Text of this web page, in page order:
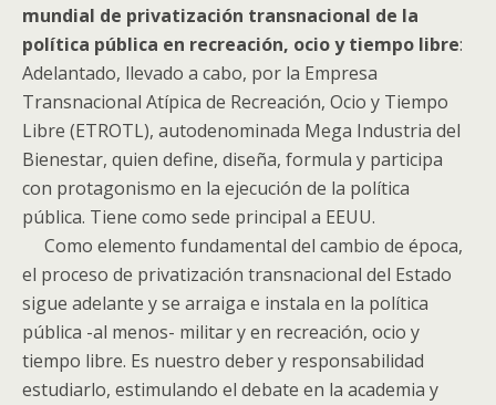
mundial de privatización transnacional de la
política pública en recreación, ocio y tiempo libre:
Adelantado, llevado a cabo, por la Empresa
Transnacional Atípica de Recreación, Ocio y Tiempo
Libre (ETROTL), autodenominada Mega Industria del
Bienestar, quien define, diseña, formula y participa
con protagonismo en la ejecución de la política
pública. Tiene como sede principal a EEUU.
Como elemento fundamental del cambio de época,
el proceso de privatización transnacional del Estado
sigue adelante y se arraiga e instala en la política
pública -al menos- militar y en recreación, ocio y
tiempo libre. Es nuestro deber y responsabilidad
estudiarlo, estimulando el debate en la academia y